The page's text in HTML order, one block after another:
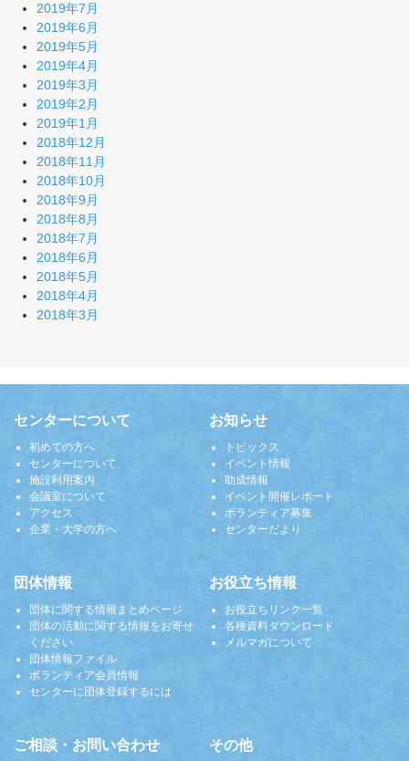
2019年7月
2019年6月
2019年5月
2019年4月
2019年3月
2019年2月
2019年1月
2018年12月
2018年11月
2018年10月
2018年9月
2018年8月
2018年7月
2018年6月
2018年5月
2018年4月
2018年3月
センターについて
初めての方へ
センターについて
施設利用案内
会議室について
アクセス
企業・大学の方へ
お知らせ
トピックス
イベント情報
助成情報
イベント開催レポート
ボランティア募集
センターだより
団体情報
団体に関する情報まとめページ
団体の活動に関する情報をお寄せ
ください
団体情報ファイル
ボランティア会員情報
センターに団体登録するには
お役立ち情報
お役立ちリンク一覧
各種資料ダウンロード
メルマガについて
ご相談・お問い合わせ その他